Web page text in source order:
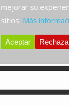
mejorar su
sitios: Más
Aceptar